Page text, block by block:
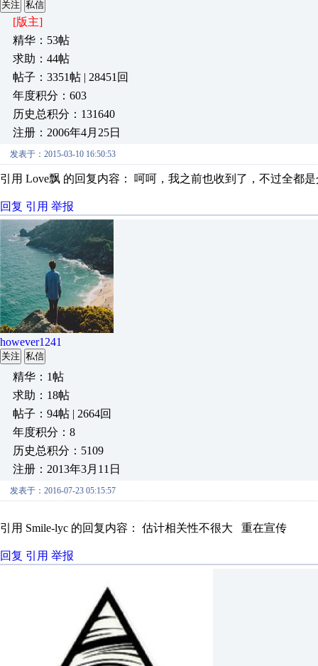
关注 私信
[版主]
精华：53帖
求助：44帖
帖子：3351帖 | 28451回
年度积分：603
历史总积分：131640
注册：2006年4月25日
发表于：2015-03-10 16:50:53
引用 Love飘 的回复内容： 呵呵，我之前也收到了，不过全都
回复 引用 举报
however1241
关注 私信
精华：1帖
求助：18帖
帖子：94帖 | 2664回
年度积分：8
历史总积分：5109
注册：2013年3月11日
发表于：2016-07-23 05:15:57
引用 Smile-lyc 的回复内容： 估计相关性不很大 重在宣传
回复 引用 举报